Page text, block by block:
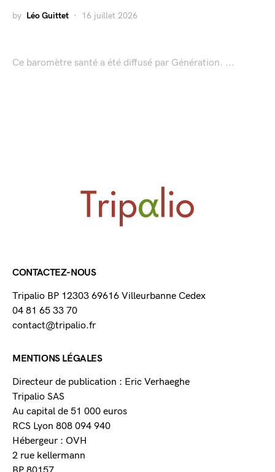
by Léo Guittet 16 juillet 2026
Ce baromètre santé a été diffusé par Génération. ...
CONTACTEZ-NOUS
Tripalio BP 12303 69616 Villeurbanne Cedex
04 81 65 33 70
contact@tripalio.fr
MENTIONS LÉGALES
Directeur de publication : Eric Verhaeghe
Tripalio SAS
Au capital de 51 000 euros
RCS Lyon 808 094 940
Hébergeur : OVH
2 rue kellermann